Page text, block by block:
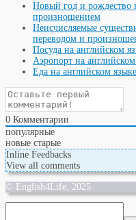
Новый год и рождество
произношением
Неисчисляемые
переводом и
Посуда на английском
Аэропорт на
Еда на английском
0 Комментарии
популярные
новые старые
Inline Feedbacks
View all comments
© English4Life, 2025